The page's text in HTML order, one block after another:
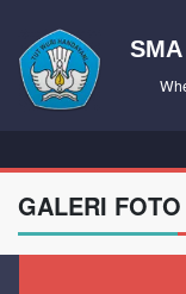
GALERI FOTO